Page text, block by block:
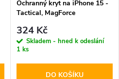
Ochranný kryt na iPhone 15 -
Tactical, MagForce
324 Kč
Skladem - hned k odeslání
1 ks
DO KOŠÍKU